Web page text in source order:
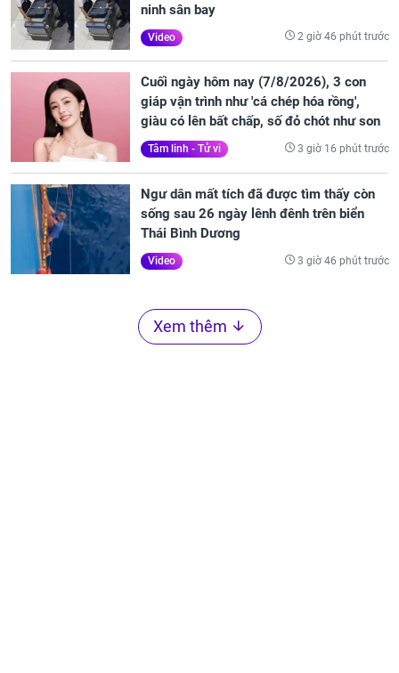
ninh sân bay
Video 2 giờ 46 phút trước
Cuối ngày hôm nay (7/8/2026), 3 con
giáp vận trình như 'cá chép hóa rồng',
giàu có lên bất chấp, số đỏ chót như son
Tâm linh - Tử vi 3 giờ 16 phút trước
Ngư dân mất tích đã được tìm thấy còn
sống sau 26 ngày lênh đênh trên biển
Thái Bình Dương
Video 3 giờ 46 phút trước
Xem thêm